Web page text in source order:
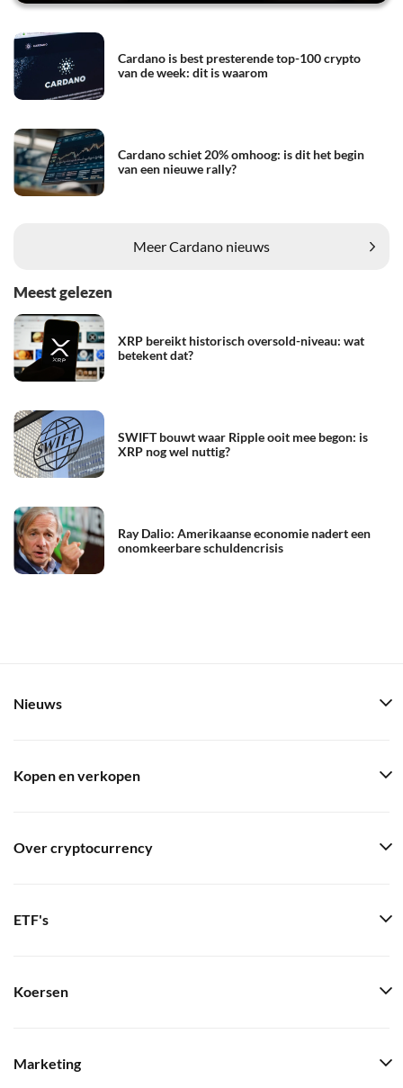
Cardano is best presterende top-100 crypto
van de week: dit is waarom
Cardano schiet 20% omhoog: is dit het begin
van een nieuwe rally?
Meer Cardano nieuws
Meest gelezen
XRP bereikt historisch oversold-niveau: wat
betekent dat?
SWIFT bouwt waar Ripple ooit mee begon: is
XRP nog wel nuttig?
Ray Dalio: Amerikaanse economie nadert een
onomkeerbare schuldencrisis
Nieuws
Kopen en verkopen
Over cryptocurrency
ETF's
Koersen
Marketing